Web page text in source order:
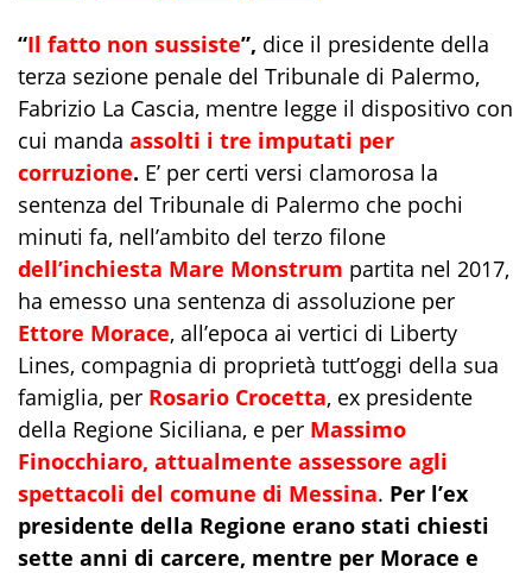
“Il fatto non sussiste”, dice il presidente della
terza sezione penale del Tribunale di Palermo,
Fabrizio La Cascia, mentre legge il dispositivo con
cui manda assolti i tre imputati per
corruzione. E’ per certi versi clamorosa la
sentenza del Tribunale di Palermo che pochi
minuti fa, nell’ambito del terzo filone
dell’inchiesta Mare Monstrum partita nel 2017,
ha emesso una sentenza di assoluzione per
Ettore Morace, all’epoca ai vertici di Liberty
Lines, compagnia di proprietà tutt’oggi della sua
famiglia, per Rosario Crocetta, ex presidente
della Regione Siciliana, e per Massimo
Finocchiaro, attualmente assessore agli
spettacoli del comune di Messina. Per l’ex
presidente della Regione erano stati chiesti
sette anni di carcere, mentre per Morace e